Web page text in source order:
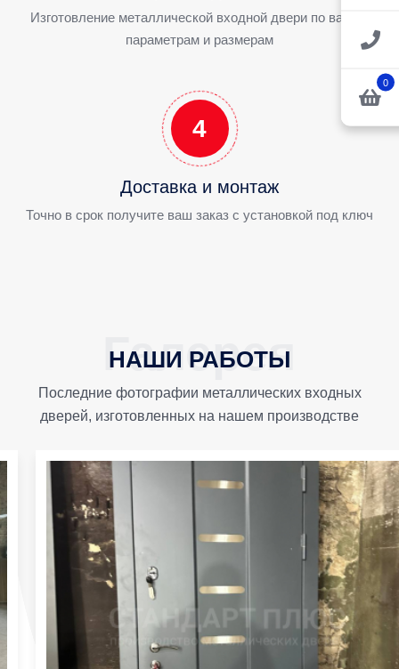
0
Изготовление металлической входной двери по вашим
параметрам и размерам
4
Доставка и монтаж
Точно в срок получите ваш заказ с установкой под ключ
НАШИ РАБОТЫ
Последние фотографии металлических входных
дверей, изготовленных на нашем производстве